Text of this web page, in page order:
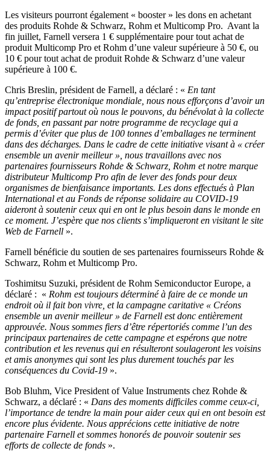
Les visiteurs pourront également « booster » les dons en achetant
des produits Rohde & Schwarz, Rohm et Multicomp Pro. Avant la
fin juillet, Farnell versera 1 € supplémentaire pour tout achat de
produit Multicomp Pro et Rohm d’une valeur supérieure à 50 €, ou
10 € pour tout achat de produit Rohde & Schwarz d’une valeur
supérieure à 100 €.
Chris Breslin, président de Farnell, a déclaré : « En tant
qu’entreprise électronique mondiale, nous nous efforçons d’avoir un
impact positif partout où nous le pouvons, du bénévolat à la collecte
de fonds, en passant par notre programme de recyclage qui a
permis d’éviter que plus de 100 tonnes d’emballages ne terminent
dans des décharges. Dans le cadre de cette initiative visant à « créer
ensemble un avenir meilleur », nous travaillons avec nos
partenaires fournisseurs Rohde & Schwarz, Rohm et notre marque
distributeur Multicomp Pro afin de lever des fonds pour deux
organismes de bienfaisance importants. Les dons effectués à Plan
International et au Fonds de réponse solidaire au COVID-19
aideront à soutenir ceux qui en ont le plus besoin dans le monde en
ce moment. J’espère que nos clients s’impliqueront en visitant le site
Web de Farnell ».
Farnell bénéficie du soutien de ses partenaires fournisseurs Rohde &
Schwarz, Rohm et Multicomp Pro.
Toshimitsu Suzuki, président de Rohm Semiconductor Europe, a
déclaré : « Rohm est toujours déterminé à faire de ce monde un
endroit où il fait bon vivre, et la campagne caritative « Créons
ensemble un avenir meilleur » de Farnell est donc entièrement
approuvée. Nous sommes fiers d’être répertoriés comme l’un des
principaux partenaires de cette campagne et espérons que notre
contribution et les revenus qui en résulteront soulageront les voisins
et amis anonymes qui sont les plus durement touchés par les
conséquences du Covid-19 ».
Bob Bluhm, Vice President of Value Instruments chez Rohde &
Schwarz, a déclaré : « Dans des moments difficiles comme ceux-ci,
l’importance de tendre la main pour aider ceux qui en ont besoin est
encore plus évidente. Nous apprécions cette initiative de notre
partenaire Farnell et sommes honorés de pouvoir soutenir ses
efforts de collecte de fonds ».